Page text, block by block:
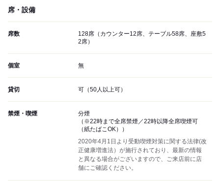
席・設備
席数
128席（カウンター12席、テーブル58席、座敷5
2席）
個室 無
貸切 可（50人以上可）
禁煙・喫煙
分煙
（※22時まで全席禁煙／22時以降全席喫煙可
（紙たばこOK））
2020年4月1日より受動喫煙対策に関する法律(改
正健康増進法）が施行されており、最新の情報
と異なる場合がございますので、ご来店前に店
舗にご確認ください。